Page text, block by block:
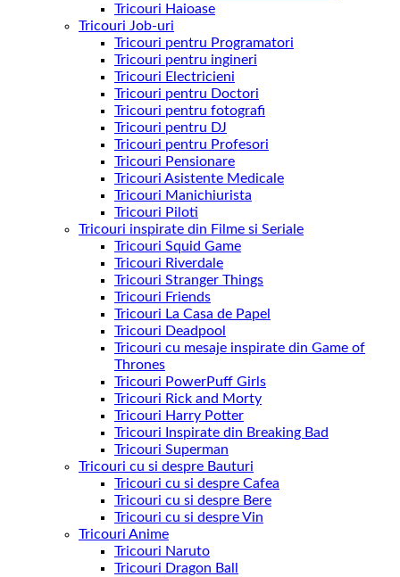
Tricouri Haioase
Tricouri Job-uri
Tricouri pentru Programatori
Tricouri pentru ingineri
Tricouri Electricieni
Tricouri pentru Doctori
Tricouri pentru fotografi
Tricouri pentru DJ
Tricouri pentru Profesori
Tricouri Pensionare
Tricouri Asistente Medicale
Tricouri Manichiurista
Tricouri Piloti
Tricouri inspirate din Filme si Seriale
Tricouri Squid Game
Tricouri Riverdale
Tricouri Stranger Things
Tricouri Friends
Tricouri La Casa de Papel
Tricouri Deadpool
Tricouri cu mesaje inspirate din Game of
Thrones
Tricouri PowerPuff Girls
Tricouri Rick and Morty
Tricouri Harry Potter
Tricouri Inspirate din Breaking Bad
Tricouri Superman
Tricouri cu si despre Bauturi
Tricouri cu si despre Cafea
Tricouri cu si despre Bere
Tricouri cu si despre Vin
Tricouri Anime
Tricouri Naruto
Tricouri Dragon Ball